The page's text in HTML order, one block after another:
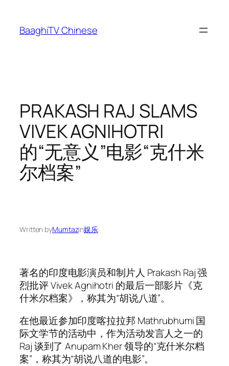
content
BaaghiTV Chinese
PRAKASH RAJ SLAMS
VIVEK AGNIHOTRI
的“无意义”电影“克什米
尔档案”
Written byMumtazin娱乐
著名的印度电影演员和制片人 Prakash Raj 强
烈批评 Vivek Agnihotri 的最后一部影片《克
什米尔档案》，称其为“胡说八道”。
在他最近参加印度喀拉拉邦 Mathrubhumi 国
际文学节的活动中，作为活动发言人之一的
Raj 谈到了 Anupam Kher 领导的“克什米尔档
案”，称其为“胡说八道的电影”。